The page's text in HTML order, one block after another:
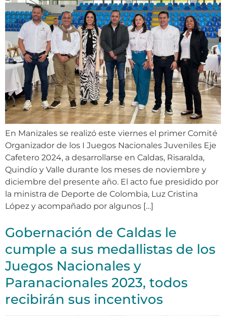
En Manizales se realizó este viernes el primer Comité
Organizador de los I Juegos Nacionales Juveniles Eje
Cafetero 2024, a desarrollarse en Caldas, Risaralda,
Quindío y Valle durante los meses de noviembre y
diciembre del presente año. El acto fue presidido por
la ministra de Deporte de Colombia, Luz Cristina
López y acompañado por algunos […]
Gobernación de Caldas le
cumple a sus medallistas de los
Juegos Nacionales y
Paranacionales 2023, todos
recibirán sus incentivos